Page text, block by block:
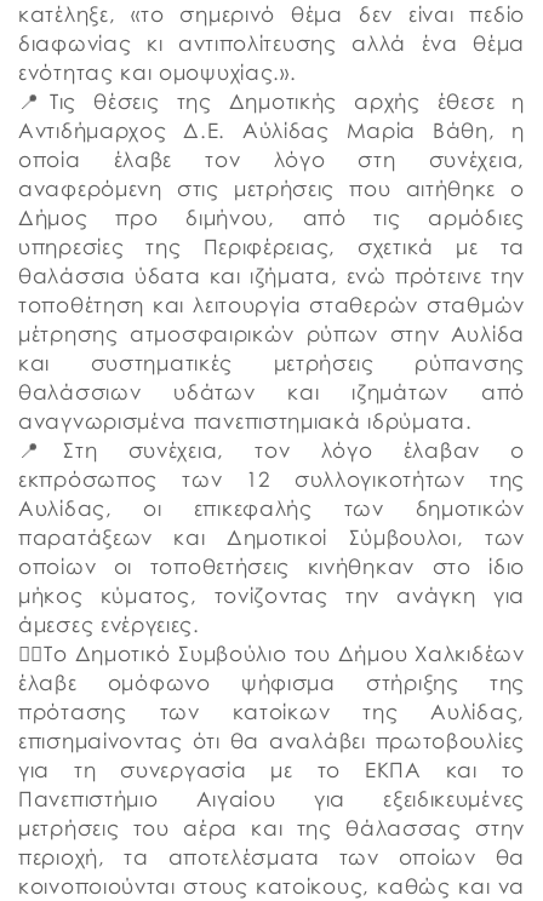
κατέληξε, «το σημερινό θέμα δεν είναι πεδίο
διαφωνίας κι αντιπολίτευσης αλλά ένα θέμα
ενότητας και ομοψυχίας.».
📍Τις θέσεις της Δημοτικής αρχής έθεσε η
Αντιδήμαρχος Δ.Ε. Αύλίδας Μαρία Βάθη, η
οποία έλαβε τον λόγο στη συνέχεια,
αναφερόμενη στις μετρήσεις που αιτήθηκε ο
Δήμος προ διμήνου, από τις αρμόδιες
υπηρεσίες της Περιφέρειας, σχετικά με τα
θαλάσσια ύδατα και ιζήματα, ενώ πρότεινε την
τοποθέτηση και λειτουργία σταθερών σταθμών
μέτρησης ατμοσφαιρικών ρύπων στην Αυλίδα
και συστηματικές μετρήσεις ρύπανσης
θαλάσσιων υδάτων και ιζημάτων από
αναγνωρισμένα πανεπιστημιακά ιδρύματα.
📍Στη συνέχεια, τον λόγο έλαβαν ο
εκπρόσωπος των 12 συλλογικοτήτων της
Αυλίδας, οι επικεφαλής των δημοτικών
παρατάξεων και Δημοτικοί Σύμβουλοι, των
οποίων οι τοποθετήσεις κινήθηκαν στο ίδιο
μήκος κύματος, τονίζοντας την ανάγκη για
άμεσες ενέργειες.
👉🏼Το Δημοτικό Συμβούλιο του Δήμου Χαλκιδέων
έλαβε ομόφωνο ψήφισμα στήριξης της
πρότασης των κατοίκων της Αυλίδας,
επισημαίνοντας ότι θα αναλάβει πρωτοβουλίες
για τη συνεργασία με το ΕΚΠΑ και το
Πανεπιστήμιο Αιγαίου για εξειδικευμένες
μετρήσεις του αέρα και της θάλασσας στην
περιοχή, τα αποτελέσματα των οποίων θα
κοινοποιούνται στους κατοίκους, καθώς και να